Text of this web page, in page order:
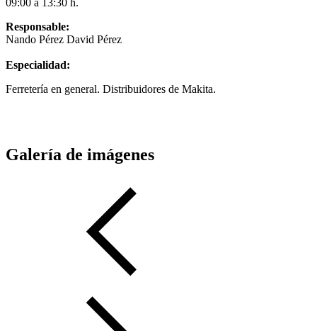
09:00 a 13:30 h.
Responsable:
Nando Pérez David Pérez
Especialidad:
Ferretería en general. Distribuidores de Makita.
Galería de imágenes